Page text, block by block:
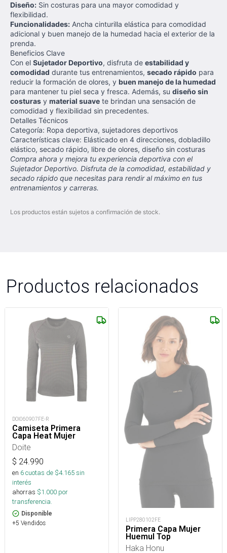
Diseño: Sin costuras para una mayor comodidad y
flexibilidad.
Funcionalidades: Ancha cinturilla elástica para comodidad
adicional y buen manejo de la humedad hacia el exterior de la
prenda.
Beneficios Clave
Con el Sujetador Deportivo, disfruta de estabilidad y
comodidad durante tus entrenamientos, secado rápido para
reducir la formación de olores, y buen manejo de la humedad
para mantener tu piel seca y fresca. Además, su diseño sin
costuras y material suave te brindan una sensación de
comodidad y flexibilidad sin precedentes.
Detalles Técnicos
Categoría: Ropa deportiva, sujetadores deportivos
Características clave: Elásticado en 4 direcciones, dobladillo
elástico, secado rápido, libre de olores, diseño sin costuras
Compra ahora y mejora tu experiencia deportiva con el
Sujetador Deportivo. Disfruta de la comodidad, estabilidad y
secado rápido que necesitas para rendir al máximo en tus
entrenamientos y carreras.
Los productos están sujetos a confirmación de stock.
Productos relacionados
DOI060907FE-R
Camiseta Primera
Capa Heat Mujer
Doite
$ 24.990
en 6cuotas de $4.165sin
interés
ahorras $1.000 por
transferencia.
Disponible
+5 Vendidos LIPP280102FE
Primera Capa Mujer
Huemul Top
Haka Honu